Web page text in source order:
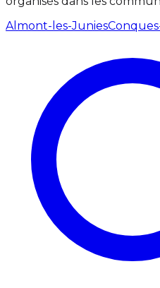
Almont-les-Junies